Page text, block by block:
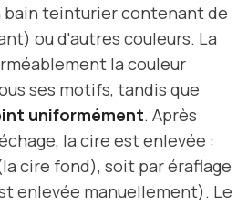
bain teinturier contenant de
ou d'autres couleurs. La
la couleur
ses motifs, tandis que
uniformément. Après
la cire est enlevée :
cire fond), soit par éraflage
enlevée manuellement). Le